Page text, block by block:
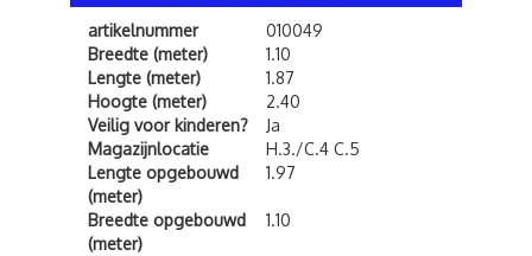
artikelnummer
010049
Breedte (meter)
1.10
Lengte (meter)
1.87
Hoogte (meter)
2.40
Veilig voor kinderen?
Ja
Magazijnlocatie
H.3./C.4 C.5
Lengte opgebouwd
(meter)
1.97
Breedte opgebouwd
(meter)
1.10